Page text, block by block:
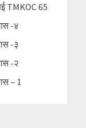
TMKOC 65
-४
-३
-२
– 1